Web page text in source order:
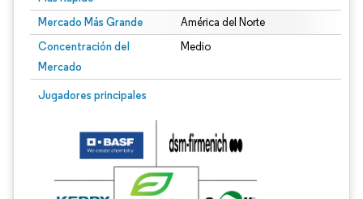
Mercado Más Grande América del Norte
Concentración del
Mercado
Medio
Jugadores principales
Imagen © Mordor Intelligence. El uso requiere atribución según CC BY 4.0.